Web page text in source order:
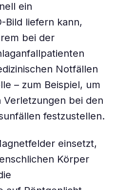
ein
Bild liefern kann,
bei der
Notfällen
– zum Beispiel, um
bei den
festzustellen.
einsetzt,
Körper